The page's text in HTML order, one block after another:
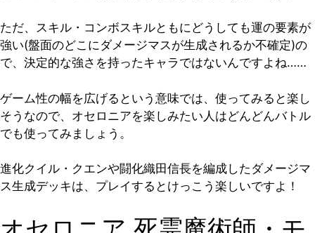
ただ、スキル・コンボスキルともにどうしても運の要素が
強い(盤面のどこにダメージマスが生成されるか不確定)の
で、決定的な強さを持ったキャラではないんですよね……
ゲーム性の幅を広げるという意味では、使ってみると楽し
そうなので、オセロニアを楽しみたい人はどんどんバトル
でも使ってみましょう。
進化クイル・クエンや闘化織田信長を編成したダメージマ
ス生成デッキは、プレイするとけっこう楽しいですよ！